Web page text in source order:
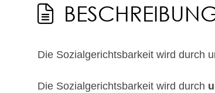
Die Sozialgerichtsbarkeit wird durch
Die Sozialgerichtsbarkeit wird durch